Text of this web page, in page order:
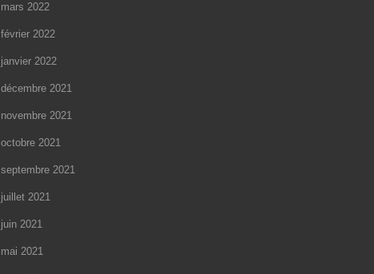
mars 2022
février 2022
janvier 2022
décembre 2021
novembre 2021
octobre 2021
septembre 2021
juillet 2021
juin 2021
mai 2021